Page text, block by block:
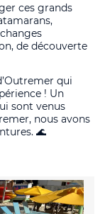
ces grands
de découverte
qui
! Un
sont venus
nous avons
🌊